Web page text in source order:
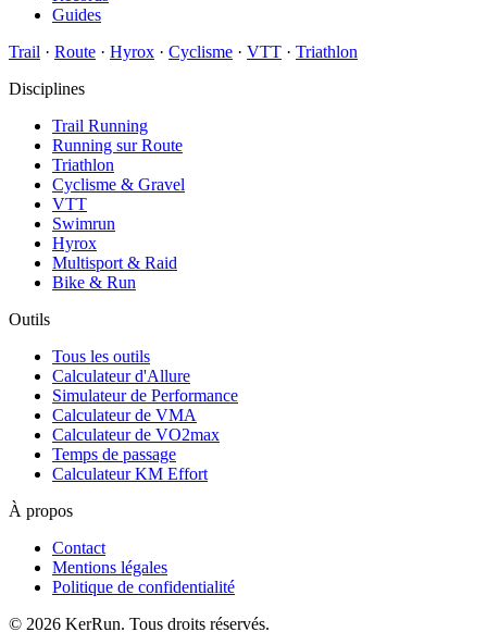
Guides
Trail · Route · Hyrox · Cyclisme · VTT · Triathlon
Disciplines
Trail Running
Running sur Route
Triathlon
Cyclisme & Gravel
VTT
Swimrun
Hyrox
Multisport & Raid
Bike & Run
Outils
Tous les outils
Calculateur d'Allure
Simulateur de Performance
Calculateur de VMA
Calculateur de VO2max
Temps de passage
Calculateur KM Effort
À propos
Contact
Mentions légales
Politique de confidentialité
© 2026 KerRun. Tous droits réservés.